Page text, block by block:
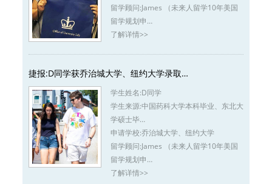
留学顾问:James （未来人留学10年美国
留学规划申…
了解详情>>
捷报:D同学获乔治城大学、纽约大学录取…
学生姓名:D同学
学生来源:中国药科大学本科毕业、东北大
学硕士毕…
申请学校:乔治城大学、纽约大学
留学顾问:James （未来人留学10年美国
留学规划申…
了解详情>>